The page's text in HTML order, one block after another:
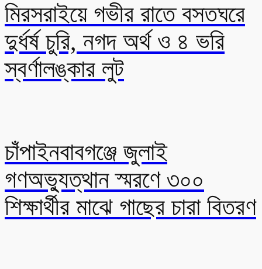
মিরসরাইয়ে গভীর রাতে বসতঘরে
দুর্ধর্ষ চুরি, নগদ অর্থ ও ৪ ভরি
স্বর্ণালঙ্কার লুট
চাঁপাইনবাবগঞ্জে জুলাই
গণঅভ্যুত্থান স্মরণে ৩০০
শিক্ষার্থীর মাঝে গাছের চারা বিতরণ